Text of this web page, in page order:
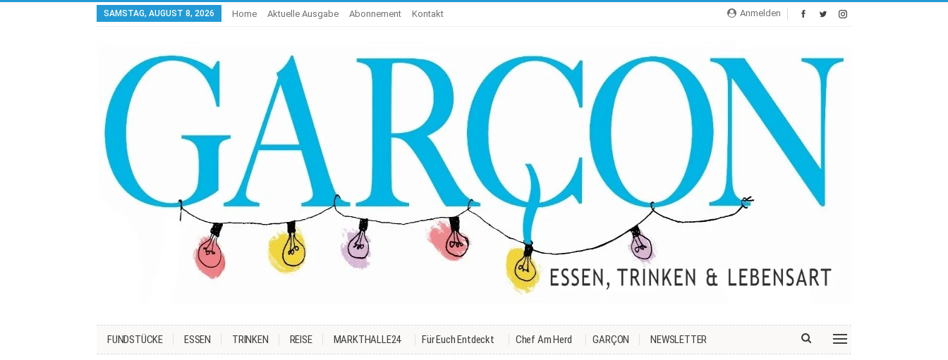
Anmelden
SAMSTAG, AUGUST 8, 2026 Home Aktuelle Ausgabe Abonnement Kontakt
FUNDSTÜCKE ESSEN TRINKEN REISE MARKTHALLE24 Für Euch Entdeckt Chef Am Herd GARÇON NEWSLETTER